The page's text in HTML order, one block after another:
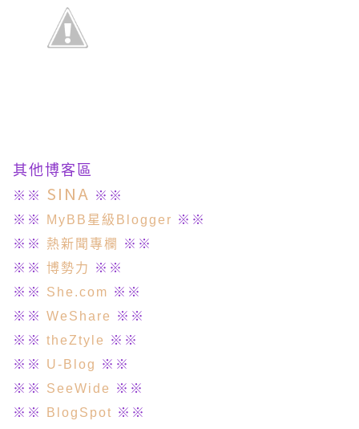
其他博客區
※※ SINA ※※
※※
MyBB星級Blogger ※※
※※ 熱新聞專欄
※※
※※ 博勢力
※※
※※ She.com ※※
※※ WeShare
※※
※※ theZtyle
※※
※※
U-Blog
※※
※※ SeeWide
※※
※※
BlogSpot ※※